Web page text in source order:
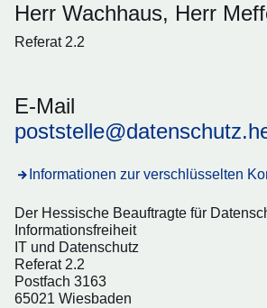
Herr Wachhaus, Herr
Referat 2.2
E-Mail
Informationen zur verschlüsselten
Der Hessische Beauftragte für
Informationsfreiheit
IT und Datenschutz
Referat 2.2
Postfach 3163
65021 Wiesbaden